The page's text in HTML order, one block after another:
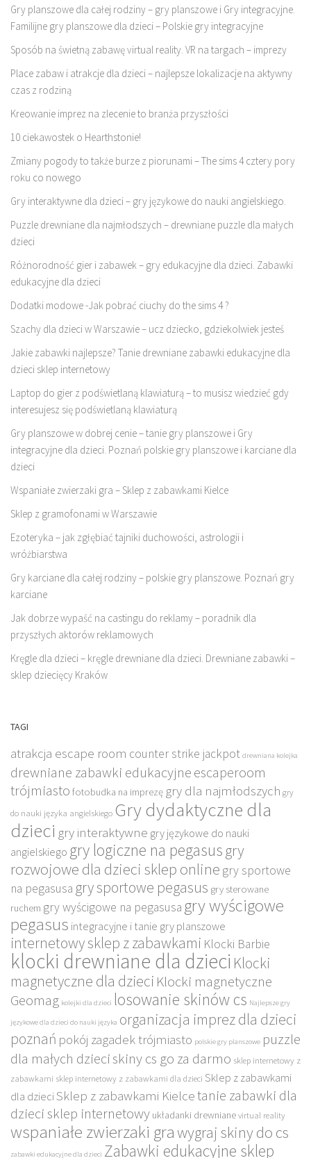
Gry planszowe dla całej rodziny – gry planszowe i Gry integracyjne.
Familijne gry planszowe dla dzieci – Polskie gry integracyjne
Sposób na świetną zabawę virtual reality. VR na targach – imprezy
Place zabaw i atrakcje dla dzieci – najlepsze lokalizacje na aktywny
czas z rodziną
Kreowanie imprez na zlecenie to branża przyszłości
10 ciekawostek o Hearthstonie!
Zmiany pogody to także burze z piorunami – The sims 4 cztery pory
roku co nowego
Gry interaktywne dla dzieci – gry językowe do nauki angielskiego.
Puzzle drewniane dla najmłodszych – drewniane puzzle dla małych
dzieci
Różnorodność gier i zabawek – gry edukacyjne dla dzieci. Zabawki
edukacyjne dla dzieci
Dodatki modowe -Jak pobrać ciuchy do the sims 4 ?
Szachy dla dzieci w Warszawie – ucz dziecko, gdziekolwiek jesteś
Jakie zabawki najlepsze? Tanie drewniane zabawki edukacyjne dla
dzieci sklep internetowy
Laptop do gier z podświetlaną klawiaturą – to musisz wiedzieć gdy
interesujesz się podświetlaną klawiaturą
Gry planszowe w dobrej cenie – tanie gry planszowe i Gry
integracyjne dla dzieci. Poznań polskie gry planszowe i karciane dla
dzieci
Wspaniałe zwierzaki gra – Sklep z zabawkami Kielce
Sklep z gramofonami w Warszawie
Ezoteryka – jak zgłębiać tajniki duchowości, astrologii i
wróżbiarstwa
Gry karciane dla całej rodziny – polskie gry planszowe. Poznań gry
karciane
Jak dobrze wypaść na castingu do reklamy – poradnik dla
przyszłych aktorów reklamowych
Kręgle dla dzieci – kręgle drewniane dla dzieci. Drewniane zabawki –
sklep dziecięcy Kraków
TAGI
atrakcja escape room counter strike jackpot drewniana kolejka
drewniane zabawki edukacyjneescaperoom
trójmiasto fotobudka na imprezę gry dla najmłodszych gry
do nauki języka angielskiego Gry dydaktyczne dla
dzieci gry interaktywne gry językowe do nauki
angielskiego gry logiczne na pegasus gry
rozwojowe dla dzieci sklep online gry sportowe
na pegasusa gry sportowe pegasus gry sterowane
ruchem gry wyścigowe na pegasusa gry wyścigowe
pegasus integracyjne i tanie gry planszowe
internetowy sklep z zabawkami Klocki Barbie
klocki drewniane dla dzieci Klocki
magnetyczne dla dzieci Klocki magnetyczne
Geomag kolejki dla dzieci losowanie skinów cs Najlepsze gry
językowe dla dzieci do nauki języka organizacja imprez dla dzieci
poznań pokój zagadek trójmiasto polskie gry planszowe puzzle
dla małych dzieciskiny cs go za darmo sklep internetowy z
zabawkami sklep internetowy z zabawkami dla dzieci Sklep z zabawkami
dla dzieciSklep z zabawkami Kielcetanie zabawki dla
dzieci sklep internetowy układanki drewniane virtual reality
wspaniałe zwierzaki grawygraj skiny do cs
zabawki edukacyjne dla dzieci Zabawki edukacyjne sklep